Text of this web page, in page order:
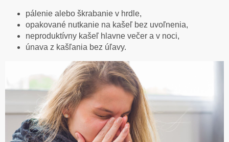
pálenie alebo škrabanie v hrdle,
opakované nutkanie na kašeľ bez uvoľnenia,
neproduktívny kašeľ hlavne večer a v noci,
únava z kašľania bez úľavy.